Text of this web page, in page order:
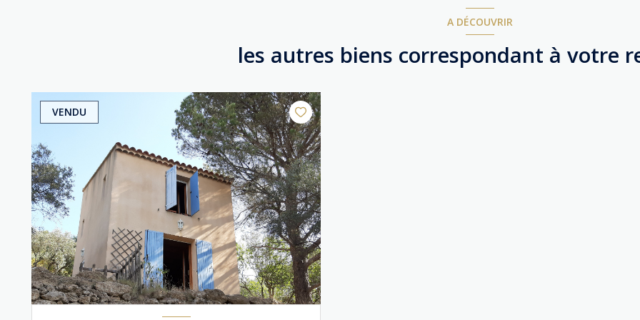
A DÉCOUVRIR
les autres biens correspondant à votre
VENDU